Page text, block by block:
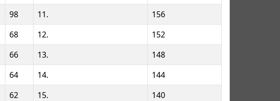
98 11.
156
68 12.
152
66 13.
148
64 14.
144
62 15.
140